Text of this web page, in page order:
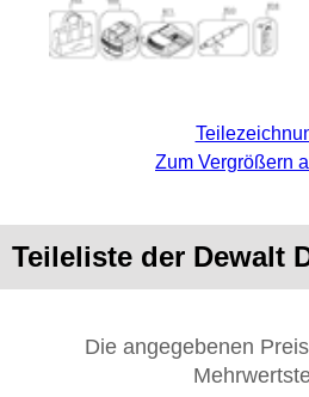
Zum Vergrößern
Teileliste der Dewalt
Die angegebenen